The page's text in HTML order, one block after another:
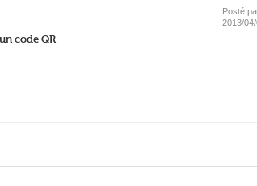
Posté
2013/
code QR